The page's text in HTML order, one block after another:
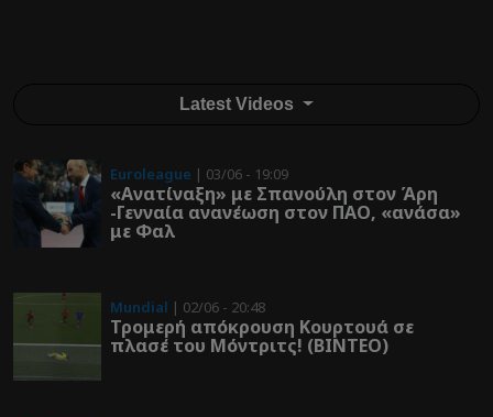
Latest Videos
Euroleague | 03/06 - 19:09
«Ανατίναξη» με Σπανούλη στον Άρη
-Γενναία ανανέωση στον ΠΑΟ, «ανάσα»
με Φαλ
Mundial | 02/06 - 20:48
Τρομερή απόκρουση Κουρτουά σε
πλασέ του Μόντριτς! (ΒΙΝΤΕΟ)